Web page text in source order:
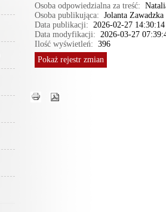
Osoba odpowiedzialna za treść:
Osoba publikująca: Jolanta Zawadzka
Data publikacji: 2026-02-27 14:30:14
Data modyfikacji: 2026-03-27
Ilość wyświetleń: 396
Pokażrejestr zmian